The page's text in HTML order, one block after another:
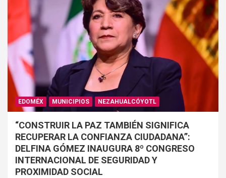
EDOMÉX MUNICIPIOS NEZAHUALCÓYOTL
“CONSTRUIR LA PAZ TAMBIÉN SIGNIFICA
RECUPERAR LA CONFIANZA CIUDADANA”:
DELFINA GÓMEZ INAUGURA 8º CONGRESO
INTERNACIONAL DE SEGURIDAD Y
PROXIMIDAD SOCIAL